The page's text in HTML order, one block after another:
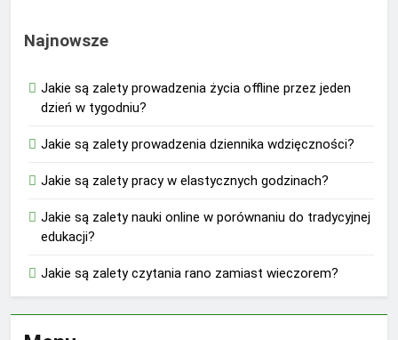
Najnowsze
Jakie są zalety prowadzenia życia offline przez jeden
dzień w tygodniu?
Jakie są zalety prowadzenia dziennika wdzięczności?
Jakie są zalety pracy w elastycznych godzinach?
Jakie są zalety nauki online w porównaniu do tradycyjnej
edukacji?
Jakie są zalety czytania rano zamiast wieczorem?